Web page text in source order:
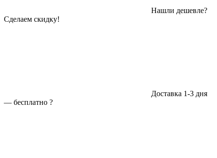
Нашли дешевле?
Сделаем скидку!
Доставка 1-3 дня
— бесплатно ?